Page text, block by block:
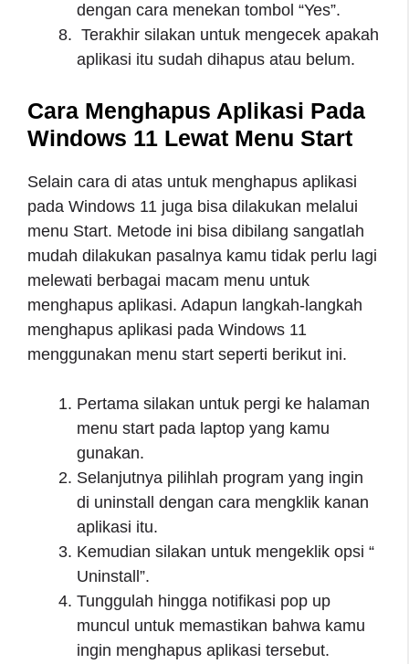
dengan cara menekan tombol “Yes”.
Terakhir silakan untuk mengecek apakah
aplikasi itu sudah dihapus atau belum.
Cara Menghapus Aplikasi Pada
Windows 11 Lewat Menu Start
Selain cara di atas untuk menghapus aplikasi
pada Windows 11 juga bisa dilakukan melalui
menu Start. Metode ini bisa dibilang sangatlah
mudah dilakukan pasalnya kamu tidak perlu lagi
melewati berbagai macam menu untuk
menghapus aplikasi. Adapun langkah-langkah
menghapus aplikasi pada Windows 11
menggunakan menu start seperti berikut ini.
Pertama silakan untuk pergi ke halaman
menu start pada laptop yang kamu
gunakan.
Selanjutnya pilihlah program yang ingin
di uninstall dengan cara mengklik kanan
aplikasi itu.
Kemudian silakan untuk mengeklik opsi “
Uninstall”.
Tunggulah hingga notifikasi pop up
muncul untuk memastikan bahwa kamu
ingin menghapus aplikasi tersebut.